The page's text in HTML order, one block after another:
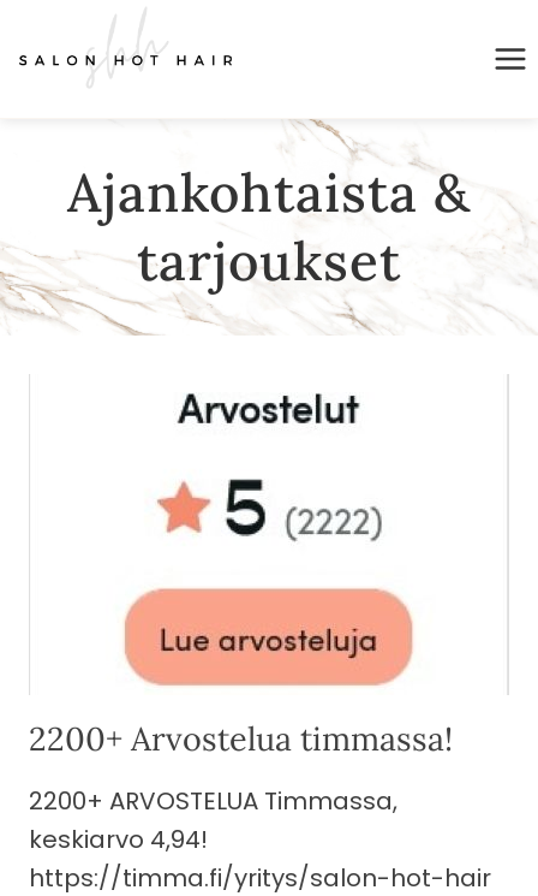
sisältöön
Ajankohtaista &
tarjoukset
2200+ Arvostelua timmassa!
2200+ ARVOSTELUA Timmassa,
keskiarvo 4,94!
https://timma.fi/yritys/salon-hot-hair